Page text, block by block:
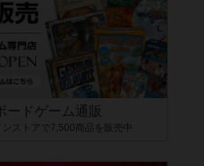
ードゲーム通販
ンストアで7,500商品を販売中